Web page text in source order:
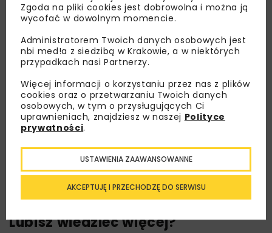
Lubisz wiedzieć więcej?
Zgoda na pliki cookies jest dobrowolna i można ją
wycofać w dowolnym momencie.
Administratorem Twoich danych osobowych jest
nbi med!a z siedzibą w Krakowie, a w niektórych
przypadkach nasi Partnerzy.
Więcej informacji o korzystaniu przez nas z plików
cookies oraz o przetwarzaniu Twoich danych
osobowych, w tym o przysługujących Ci
uprawnieniach, znajdziesz w naszej Polityce
prywatności.
AKCEPTUJĘ I PRZECHODZĘ DO SERWISU
USTAWIENIA ZAAWANSOWANNE